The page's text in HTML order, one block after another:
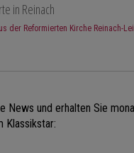
in Reinach
der Reformierten Kirche Reinach-
News und erhalten Sie
Klassikstar: